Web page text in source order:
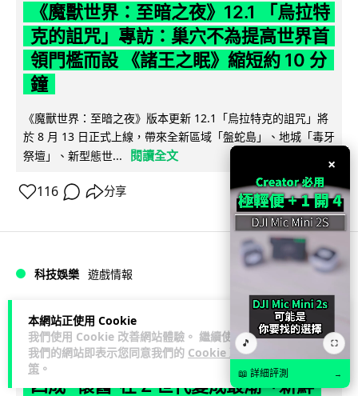
本網站正使用 Cookie
我們使用 Cookie 改善網站體驗。 繼續使用
我們的網站即表示您同意我們的 Cookie 政
策 。
《魔獸世界：至暗之夜》12.1 「烏拉特
克的詛咒」專訪：巢穴不為提高世界首
領門檻而設 《諸王之眠》縮短約 10 分
鐘
《魔獸世界：至暗之夜》版本更新 12.1「烏拉特克的詛咒」將
於 8 月 13 日正式上線，帶來全新區域「盤蛇島」、地城「毒牙
祭壇」、新型態世...
閱讀全文
116 分享
科技娛樂 遊戲情報
Lawton 2 日
日本二手遊戲店減 90% 門市 業績反增
四成 "懷舊"在 Z 世代變成最潮「新鮮
×
🎵 ⛶
📖 詳細評測 →